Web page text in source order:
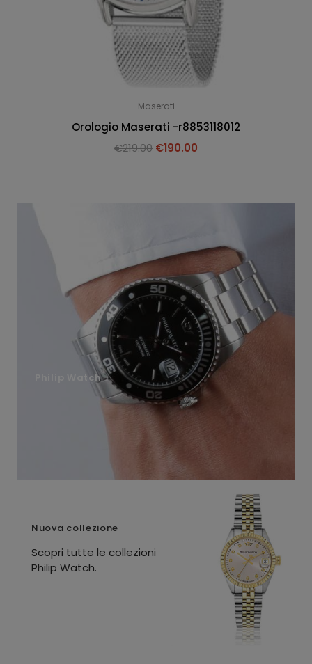
Maserati
Orologio Maserati -r8853118012
€219.00 €190.00
Philip Watch
Nuova collezione
Scopri tutte le collezioni
Philip Watch.